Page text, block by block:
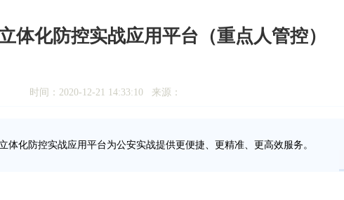
体化防控实战应用平台（重点人管控）
时间：2020-12-21 14:33:10 来源：
体化防控实战应用平台为公安实战提供更便捷、更精准、更高效服务。